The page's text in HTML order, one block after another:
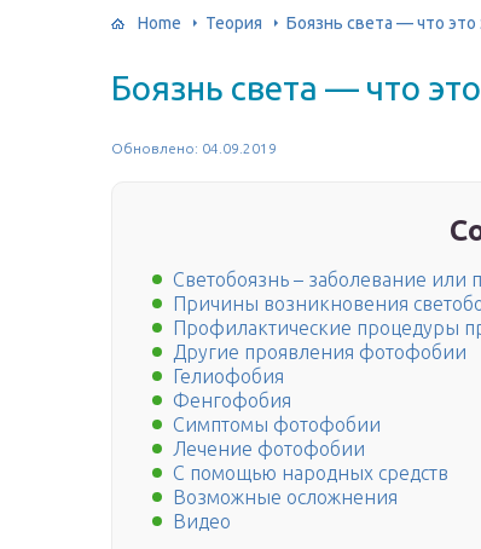
Home Теория Боязнь света — что это
Боязнь света — что
Обновлено: 04.09.2019
Светобоязнь – заболевание или
Причины возникновения
Профилактические процедуры
Другие проявления фотофобии
Гелиофобия
Фенгофобия
Симптомы фотофобии
Лечение фотофобии
С помощью народных средств
Возможные осложнения
Видео